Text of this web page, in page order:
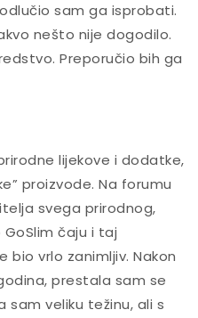
sam ga isprobati.
nešto nije dogodilo.
Preporučio bih ga
lijekove i dodatke,
proizvode. Na forumu
svega prirodnog,
čaju i taj
bio vrlo zanimljiv. Nakon
prestala sam se
veliku težinu, ali s